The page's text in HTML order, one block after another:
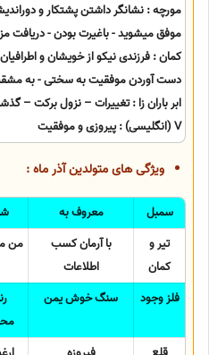
مورچه : نشانگر داشتن پشتکار و
موفق میشوید - باغیرت بودن - دریافت
کمان : فرزندی نیکو از خویشان و
دست آوردن موفقیت به سختی - به
ابر باران زا : تغییرات – نزول برکت –
V (انگلیسی) : پیروزی و موفقیت
ویژگی های متولدین آذر ماه :
سمبل معروف به
تیر و
کمان
با آرمان کسب
اطلاعات
من
فلز وجود سنگ خوش یمن